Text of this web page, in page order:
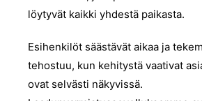
löytyvät kaikki yhdestä paikasta.
Esihenkilöt säästävät aikaa ja
tehostuu, kun kehitystä vaativat
ovat selvästi näkyvissä.